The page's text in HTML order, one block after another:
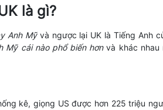
là gì?
Anh Mỹvà ngược lại UK là Tiếng Anh
Mỹ cái nào phổ biến hơnvà khác nhau
kê, giọng US được hơn 225 triệu